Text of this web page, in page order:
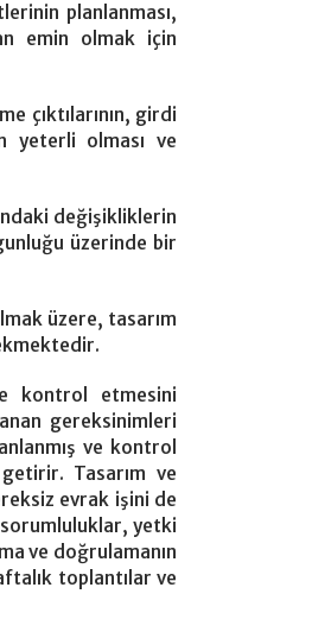
planlanması,
emin olmak için
çıktılarının, girdi
yeterli olması ve
değişikliklerin
üzerinde bir
üzere, tasarım
kontrol etmesini
gereksinimleri
ve kontrol
Tasarım ve
evrak işini de
sorumluluklar, yetki
ve doğrulamanın
toplantılar ve